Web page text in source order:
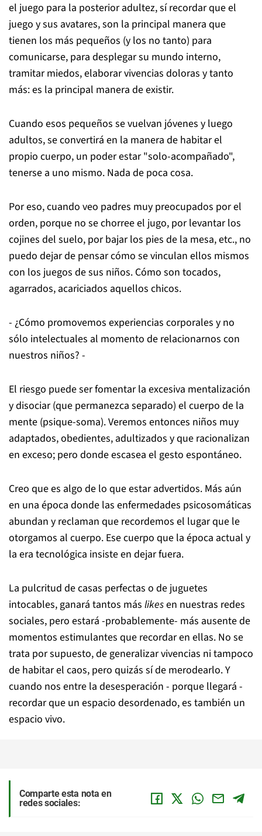
el juego para la posterior adultez, sí recordar que el
juego y sus avatares, son la principal manera que
tienen los más pequeños (y los no tanto) para
comunicarse, para desplegar su mundo interno,
tramitar miedos, elaborar vivencias doloras y tanto
más: es la principal manera de existir.
Cuando esos pequeños se vuelvan jóvenes y luego
adultos, se convertirá en la manera de habitar el
propio cuerpo, un poder estar "solo-acompañado",
tenerse a uno mismo. Nada de poca cosa.
Por eso, cuando veo padres muy preocupados por el
orden, porque no se chorree el jugo, por levantar los
cojines del suelo, por bajar los pies de la mesa, etc., no
puedo dejar de pensar cómo se vinculan ellos mismos
con los juegos de sus niños. Cómo son tocados,
agarrados, acariciados aquellos chicos.
- ¿Cómo promovemos experiencias corporales y no
sólo intelectuales al momento de relacionarnos con
nuestros niños? -
El riesgo puede ser fomentar la excesiva mentalización
y disociar (que permanezca separado) el cuerpo de la
mente (psique-soma). Veremos entonces niños muy
adaptados, obedientes, adultizados y que racionalizan
en exceso; pero donde escasea el gesto espontáneo.
Creo que es algo de lo que estar advertidos. Más aún
en una época donde las enfermedades psicosomáticas
abundan y reclaman que recordemos el lugar que le
otorgamos al cuerpo. Ese cuerpo que la época actual y
la era tecnológica insiste en dejar fuera.
La pulcritud de casas perfectas o de juguetes
intocables, ganará tantos más likesen nuestras redes
sociales, pero estará -probablemente- más ausente de
momentos estimulantes que recordar en ellas. No se
trata por supuesto, de generalizar vivencias ni tampoco
de habitar el caos, pero quizás sí de merodearlo. Y
cuando nos entre la desesperación - porque llegará -
recordar que un espacio desordenado, es también un
espacio vivo.
Comparte esta nota en
redes sociales: